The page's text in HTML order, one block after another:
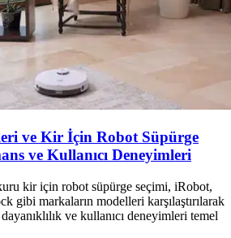
ve Kir İçin Robot Süpürge
ve Kullanıcı Deneyimleri
kir için robot süpürge seçimi, iRobot,
gibi markaların modelleri karşılaştırılarak
ve kullanıcı deneyimleri temel